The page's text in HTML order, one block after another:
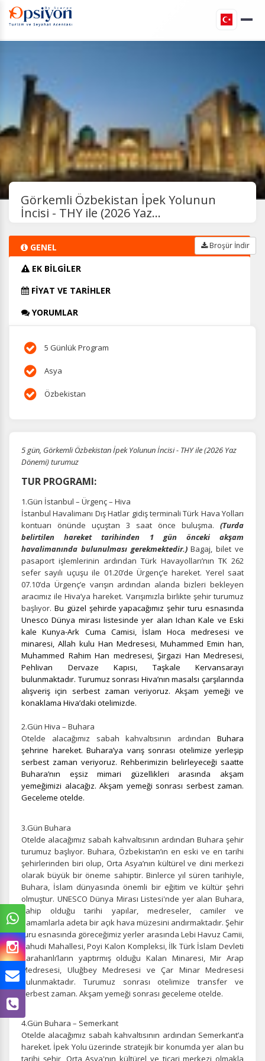
Görkemli Özbekistan İpek Yolunun
İncisi - THY ile (2026 Yaz...
GENEL
EK BİLGİLER
FİYAT VE TARİHLER
YORUMLAR
Broşür İndir
5 Günlük Program
Asya
Özbekistan
5 gün, Görkemli Özbekistan İpek Yolunun İncisi - THY ile (2026 Yaz
Dönemi) turumuz
TUR PROGRAMI:
1.Gün İstanbul – Ürgenç – Hiva
İstanbul Havalimanı Dış Hatlar gidiş terminali Türk Hava Yolları
kontuarı önünde uçuştan 3 saat önce buluşma. (Turda
belirtilen hareket tarihinden 1 gün önceki akşam
havalimanında bulunulması gerekmektedir.)Bagaj, bilet ve
pasaport işlemlerinin ardından Türk Havayolları’nın TK 262
sefer sayılı uçuşu ile 01.20’de Ürgenç’e hareket. Yerel saat
07.10’da Ürgenç’e varışın ardından alanda bizleri bekleyen
aracımız ile Hiva’ya hareket. Varışımızla birlikte şehir turumuz
başlıyor. Bu güzel şehirde yapacağımız şehir turu esnasında
Unesco Dünya mirası listesinde yer alan Ichan Kale ve Eski
kale Kunya-Ark Cuma Camisi, İslam Hoca medresesi ve
minaresi, Allah kulu Han Medresesi, Muhammed Emin han,
Muhammed Rahim Han medresesi, Şirgazi Han Medresesi,
Pehlivan Dervaze Kapısı, Taşkale Kervansarayı
bulunmaktadır. Turumuz sonrası Hiva’nın masalsı çarşılarında
alışveriş için serbest zaman veriyoruz. Akşam yemeği ve
konaklama Hiva’daki otelimizde.
2.Gün Hiva – Buhara
Otelde alacağımız sabah kahvaltısının ardından Buhara
şehrine hareket. Buhara’ya varış sonrası otelimize yerleşip
serbest zaman veriyoruz. Rehberimizin belirleyeceği saatte
Buhara’nın eşsiz mimari güzellikleri arasında akşam
yemeğimizi alacağız. Akşam yemeği sonrası serbest zaman.
Geceleme otelde.
3.Gün Buhara
Otelde alacağımız sabah kahvaltısının ardından Buhara şehir
turumuz başlıyor. Buhara, Özbekistan’ın en eski ve en tarihi
şehirlerinden biri olup, Orta Asya’nın kültürel ve dini merkezi
olarak büyük bir öneme sahiptir. Binlerce yıl süren tarihiyle,
Buhara, İslam dünyasında önemli bir eğitim ve kültür şehri
olmuştur. UNESCO Dünya Mirası Listesi'nde yer alan Buhara,
sahip olduğu tarihi yapılar, medreseler, camiler ve
hamamlarla adeta bir açık hava müzesini andırmaktadır. Şehir
turu esnasında göreceğimiz yerler arasında Lebi Havuz Camii,
Yahudi Mahallesi, Poyi Kalon Kompleksi, İlk Türk İslam Devleti
Karahanlı’ların yaptırmış olduğu Kalan Minaresi, Mir Arap
Medresesi, Uluğbey Medresesi ve Çar Minar Medresesi
bulunmaktadır. Turumuz sonrası otelimize transfer ve
serbest zaman. Akşam yemeği sonrası geceleme otelde.
4.Gün Buhara – Semerkant
Otelde alacağımız sabah kahvaltısının ardından Semerkant’a
hareket. İpek Yolu üzerinde stratejik bir konumda yer alan bu
tarihi şehir, Orta Asya'nın kültürel ve ticari merkezi olmakla